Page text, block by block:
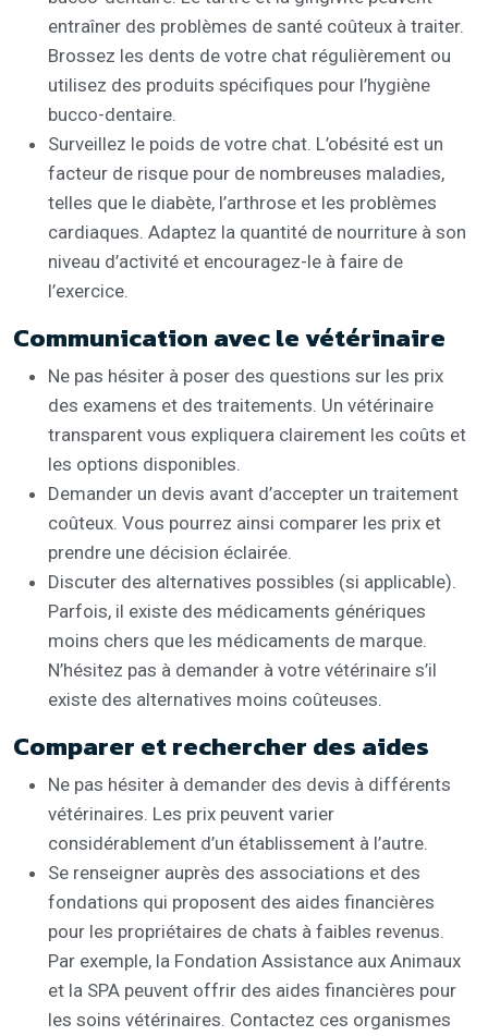
entraîner des problèmes de santé coûteux à traiter.
Brossez les dents de votre chat régulièrement ou
utilisez des produits spécifiques pour l’hygiène
bucco-dentaire.
Surveillez le poids de votre chat. L’obésité est un
facteur de risque pour de nombreuses maladies,
telles que le diabète, l’arthrose et les problèmes
cardiaques. Adaptez la quantité de nourriture à son
niveau d’activité et encouragez-le à faire de
l’exercice.
Communication avec le vétérinaire
Ne pas hésiter à poser des questions sur les prix
des examens et des traitements. Un vétérinaire
transparent vous expliquera clairement les coûts et
les options disponibles.
Demander un devis avant d’accepter un traitement
coûteux. Vous pourrez ainsi comparer les prix et
prendre une décision éclairée.
Discuter des alternatives possibles (si applicable).
Parfois, il existe des médicaments génériques
moins chers que les médicaments de marque.
N’hésitez pas à demander à votre vétérinaire s’il
existe des alternatives moins coûteuses.
Comparer et rechercher des aides
Ne pas hésiter à demander des devis à différents
vétérinaires. Les prix peuvent varier
considérablement d’un établissement à l’autre.
Se renseigner auprès des associations et des
fondations qui proposent des aides financières
pour les propriétaires de chats à faibles revenus.
Par exemple, la Fondation Assistance aux Animaux
et la SPA peuvent offrir des aides financières pour
les soins vétérinaires. Contactez ces organismes